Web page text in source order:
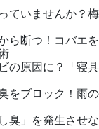
ていませんか？
ら断つ！コバエ
の原因に？「寝
をブロック！雨
臭」を発生させ